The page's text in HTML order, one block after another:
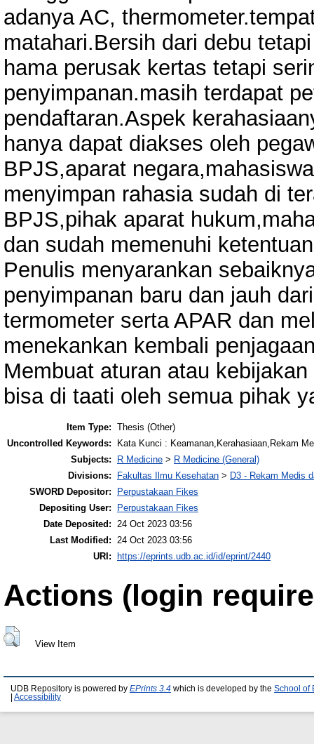
adanya AC,
matahari.Bersih dari debu
hama perusak kertas tetapi
penyimpanan.masih terdapat
pendaftaran.Aspek
hanya dapat diakses oleh
BPJS,aparat
menyimpan rahasia sudah di
BPJS,pihak aparat
dan sudah memenuhi
Penulis menyarankan
penyimpanan baru dan jauh
termometer serta APAR dan
menekankan kembali
Membuat aturan atau
bisa di taati oleh semua pihak
Item Type: Thesis (Other)
Uncontrolled Keywords:
Kata Kunci : Keamanan,Kerahasiaan,Rekam
Subjects:
R Medicine > R Medicine (General)
Divisions:
Fakultas Ilmu Kesehatan > D3 - Rekam Medis
SWORD Depositor:
Perpustakaan Fikes
Depositing User:
Perpustakaan Fikes
Date Deposited:
24 Oct 2023 03:56
Last Modified:
24 Oct 2023 03:56
URI:
https://eprints.udb.ac.id/id/eprint/2440
Actions (login
View Item
UDB Repository is powered by EPrints 3.4 which is developed by the School of
Accessibility